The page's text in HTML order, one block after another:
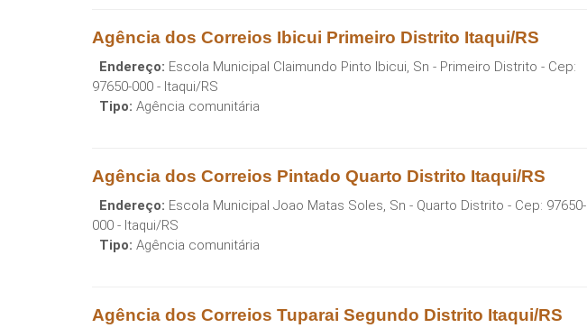
Agência dos Correios Ibicui Primeiro Distrito Itaqui/RS
Endereço: Escola Municipal Claimundo Pinto Ibicui, Sn - Primeiro Distrito - Cep:
97650-000 - Itaqui/RS
Tipo: Agência comunitária
Agência dos Correios Pintado Quarto Distrito Itaqui/RS
Endereço: Escola Municipal Joao Matas Soles, Sn - Quarto Distrito - Cep: 97650-
000 - Itaqui/RS
Tipo: Agência comunitária
Agência dos Correios Tuparai Segundo Distrito Itaqui/RS